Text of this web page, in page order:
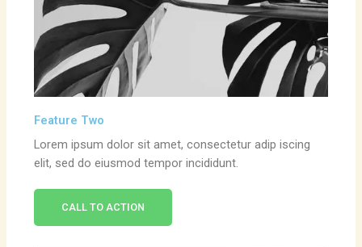
Feature Two
Lorem ipsum dolor sit amet, consectetur adip iscing
elit, sed do eiusmod tempor incididunt.
CALL TO ACTION